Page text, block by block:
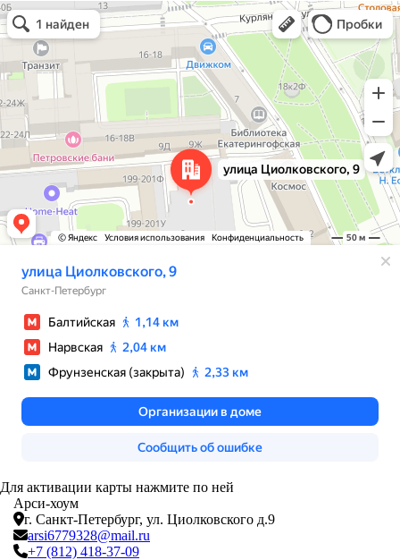
Для активации карты нажмите по ней
Арси-хоум
г. Санкт-Петербург, ул. Циолковского д.9
arsi6779328@mail.ru
+7 (812) 418-37-09